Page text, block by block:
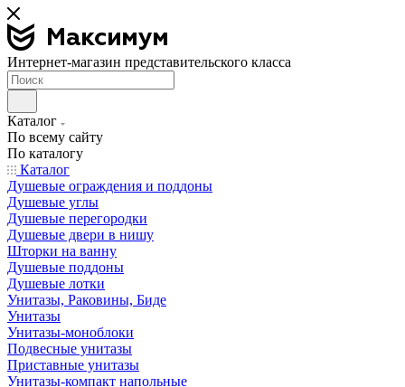
Интернет-магазин представительского класса
Каталог
По всему сайту
По каталогу
Каталог
Душевые ограждения и поддоны
Душевые углы
Душевые перегородки
Душевые двери в нишу
Шторки на ванну
Душевые поддоны
Душевые лотки
Унитазы, Раковины, Биде
Унитазы
Унитазы-моноблоки
Подвесные унитазы
Приставные унитазы
Унитазы-компакт напольные